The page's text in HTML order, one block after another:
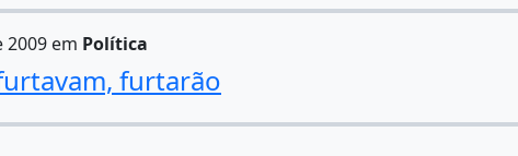
2009 em Política
furtarão